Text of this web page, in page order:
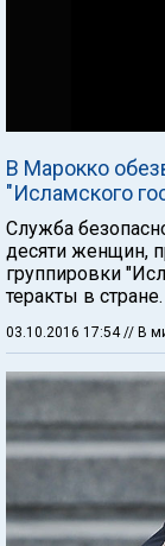
В Марокко
"Исламского
Служба
десяти женщин,
группировки
теракты в стране.
03.10.2016 17:54 // В